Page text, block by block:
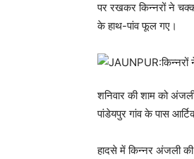
पर रखकर किन्नरों ने
के हाथ-पांव फूल गए।
शनिवार की शाम को
पांडेयपुर गांव के पास
हादसे में किन्नर अंजली की